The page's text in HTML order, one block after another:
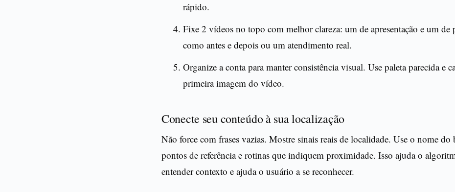
rápido.
Fixe 2 vídeos no topo com melhor clareza: um de apresentação e um de
como antes e depois ou um atendimento real.
Organize a conta para manter consistência visual. Use paleta parecida e
primeira imagem do vídeo.
Conecte seu conteúdo à sua localização
Não force com frases vazias. Mostre sinais reais de localidade. Use o nome do
pontos de referência e rotinas que indiquem proximidade. Isso ajuda o
entender contexto e ajuda o usuário a se reconhecer.